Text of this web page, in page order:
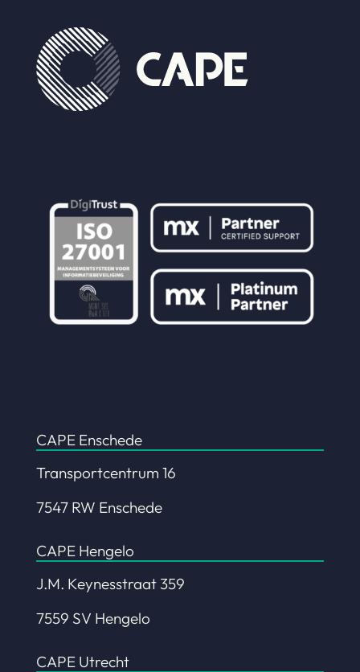
CAPE Enschede
Transportcentrum 16
7547 RW Enschede
CAPE Hengelo
J.M. Keynesstraat 359
7559 SV Hengelo
CAPE Utrecht